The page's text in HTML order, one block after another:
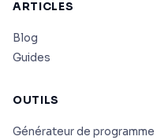
ARTICLES
Blog
Guides
OUTILS
Générateur de programme